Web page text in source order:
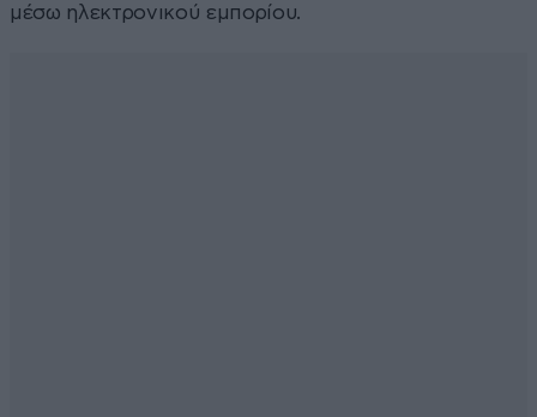
μέσω ηλεκτρονικού εμπορίου.